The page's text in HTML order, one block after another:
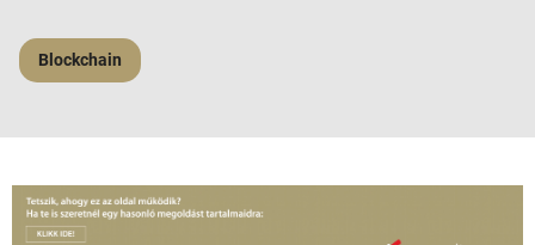
Blockchain